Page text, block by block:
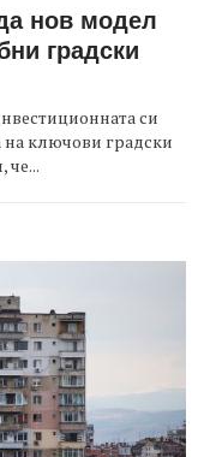
нов модел
градски
си
на ключови градски
че...